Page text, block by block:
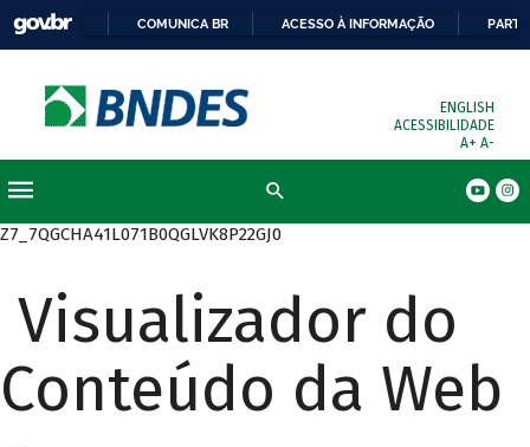
COMUNICA BR ACESSO À INFORMAÇÃO
ENGLISH
ACESSIBILIDADE
A+ A-
Z7_7QGCHA41L071B0QGLVK8P22GJ0
Visualizador do
Conteúdo da Web